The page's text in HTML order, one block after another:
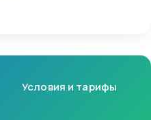
Условия и тарифы